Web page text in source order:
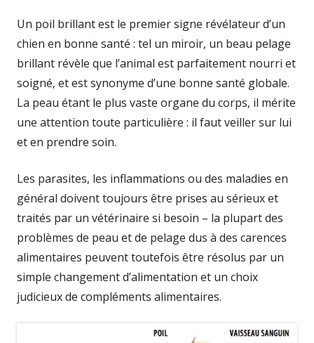
Un poil brillant est le premier signe révélateur d’un
chien en bonne santé : tel un miroir, un beau pelage
brillant révèle que l’animal est parfaitement nourri et
soigné, et est synonyme d’une bonne santé globale.
La peau étant le plus vaste organe du corps, il mérite
une attention toute particulière : il faut veiller sur lui
et en prendre soin.
Les parasites, les inflammations ou des maladies en
général doivent toujours être prises au sérieux et
traités par un vétérinaire si besoin – la plupart des
problèmes de peau et de pelage dus à des carences
alimentaires peuvent toutefois être résolus par un
simple changement d’alimentation et un choix
judicieux de compléments alimentaires.